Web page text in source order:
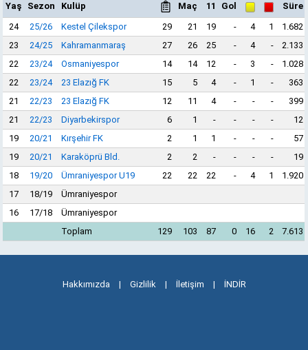
Yaş Sezon Kulüp Maç 11 Gol
Süre
24
25/26 Kestel Çilekspor 29 21 19 - 4 1
1.682
23
24/25 Kahramanmaraş 27 26 25 - 4 -
2.133
22
23/24 Osmaniyespor 14 14 12 - 3 -
1.028
22
23/24 23 Elazığ FK 15 5 4 - 1 -
363
21
22/23 23 Elazığ FK 12 11 4 - - -
399
21
22/23 Diyarbekirspor 6 1 - - - -
12
19
20/21 Kırşehir FK 2 1 1 - - -
57
19
20/21 Karaköprü Bld. 2 2 - - - -
19
18
19/20 Ümraniyespor U19 22 22 22 - 4 1
1.920
17
18/19
Ümraniyespor
16
17/18
Ümraniyespor
Toplam
129 103 87 0 16 2 7.613
Hakkımızda | Gizlilik | İletişim | İNDİR